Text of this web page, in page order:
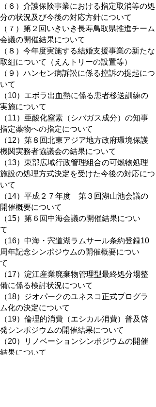
（６）介護保険事業における指定取消等の処
分の状況及び今後の対応方針について
（７）第２回いきいき長寿鳥取県推進チーム
会議の開催結果について
（８）今年度実施する結婚支援事業の新たな
取組について（えんトリーの設置等）
（９）ハンセン病訴訟に係る控訴の提起につ
いて
（10）エボラ出血熱に係る患者移送訓練の
実施について
（11）亜酸化窒素（シバガス成分）の知事
指定薬物への指定について
（12）第８回北東アジア地方政府環境保護
機関実務者協議会の結果について
（13）東部広域行政管理組合の可燃物処理
施設の処理方式決定を受けた今後の対応につ
いて
（14）平成２７年度 第３回湖山池会議の
開催概要について
（15）第６回中海会議の開催結果につい
て
（16）中海・宍道湖ラムサール条約登録10
周年記念シンポジウムの開催概要につい
て
（17）淀江産業廃棄物管理型最終処分場整
備に係る検討状況について
（18）ジオパークのユネスコ正式プログラ
ム化の決定について
（19）倫理的消費（エシカル消費）普及啓
発シンポジウムの開催結果について
（20）リノベーションシンポジウムの開催
結果について